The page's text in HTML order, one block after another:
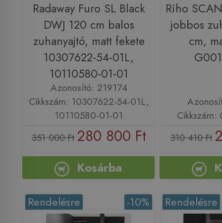
Radaway Furo SL Black
DWJ 120 cm balos
zuhanyajtó, matt fekete
10307622-54-01L,
10110580-01-01
Azonosító: 219174
Cikkszám: 10307622-54-01L,
10110580-01-01
351 000 Ft 280 800 Ft
Kosárba
Riho
jobbos
cm,
310 410 Ft
-10%
Rendelésre Rendelésre